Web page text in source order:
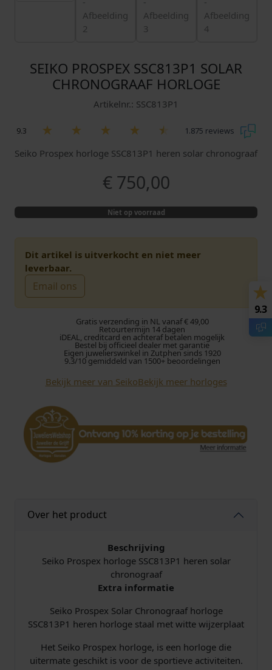
SEIKO PROSPEX SSC813P1 SOLAR
CHRONOGRAAF HORLOGE
Artikelnr.: SSC813P1
9.3 1.875 reviews
Seiko Prospex horloge SSC813P1 heren solar chronograaf
€750,00
Niet op voorraad
Dit artikel is uitverkocht en niet meer
leverbaar.
Email ons
Gratis verzending in NL vanaf € 49,00
Retourtermijn 14 dagen
iDEAL, creditcard en achteraf betalen mogelijk
Bestel bij officieel dealer met garantie
Eigen juwelierswinkel in Zutphen sinds 1920
9.3/10 gemiddeld van 1500+ beoordelingen
Bekijk meer van SeikoBekijk meer horloges
Over het product
Beschrijving
Seiko Prospex horloge SSC813P1 heren solar
chronograaf
Extra informatie
Seiko Prospex Solar Chronograaf horloge
SSC813P1 heren horloge staal met witte wijzerplaat
Het Seiko Prospex horloge, is een horloge die
uitermate geschikt is voor de sportieve activiteiten.
9.3